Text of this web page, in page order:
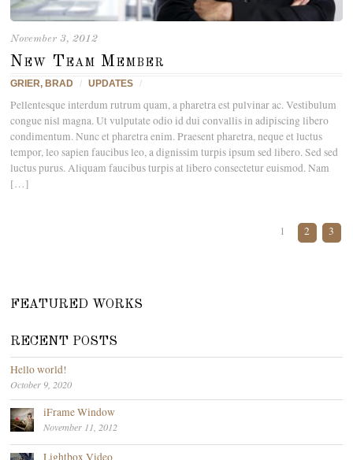
November 3, 2012
New Team Member
GRIER, BRAD / UPDATES /
Pellentesque interdum rutrum quam, a pharetra est pulvinar ac. Vestibulum
congue nisl magna. Ut vulputate odio id dui convallis in adipiscing libero
condimentum. Nunc et pharetra enim. Praesent pharetra, neque et luctus
tempor, leo sapien faucibus leo, a dignissim turpis ipsum sed libero. Sed sed
luctus purus. Aliquam faucibus turpis at libero consectetur euismod. Nam
[…]
1 2 3
FEATURED WORKS
RECENT POSTS
Hello world!
October 9, 2020
iFrame Window
November 11, 2012
Lightbox Video